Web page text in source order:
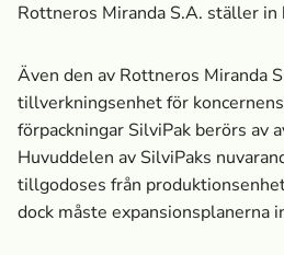
Rottneros Miranda S.A. ställer in
Även den av Rottneros Miranda
tillverkningsenhet för
förpackningar SilviPak berörs av
Huvuddelen av SilviPaks
tillgodoses från
dock måste expansionsplanerna